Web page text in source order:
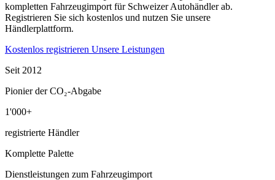
kompletten Fahrzeugimport für Schweizer Autohändler ab.
Registrieren Sie sich kostenlos und nutzen Sie unsere
Händlerplattform.
Kostenlos registrieren Unsere Leistungen
Seit 2012
Pionier der CO₂-Abgabe
1'000+
registrierte Händler
Komplette Palette
Dienstleistungen zum Fahrzeugimport